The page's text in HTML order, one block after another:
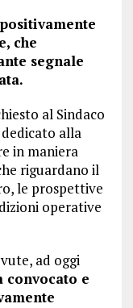
che
segnale
al Sindaco
alla
in maniera
riguardano il
le prospettive
operative
ad oggi
convocato e